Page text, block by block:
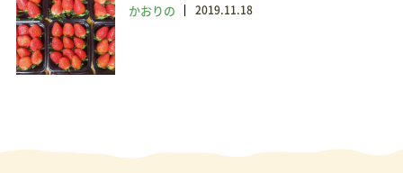
かおりの 2019.11.18